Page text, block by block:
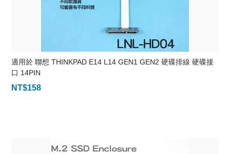
適用於 聯想 THINKPAD E14 L14 GEN1 GEN2 硬碟排線 硬碟接
口 14PIN
NT$158